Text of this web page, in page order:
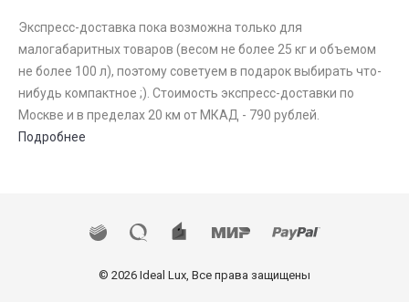
Экспресс-доставка пока возможна только для
малогабаритных товаров (весом не более 25 кг и объемом
не более 100 л), поэтому советуем в подарок выбирать что-
нибудь компактное ;). Стоимость экспресс-доставки по
Москве и в пределах 20 км от МКАД - 790 рублей.
Подробнее
© 2026 Ideal Lux, Все права защищены